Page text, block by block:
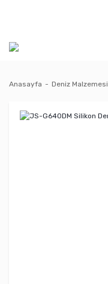
Anasayfa Deniz Malzemesi